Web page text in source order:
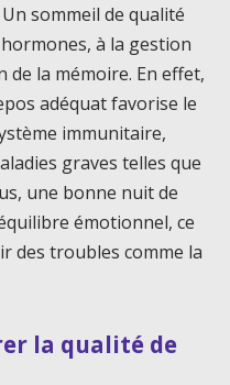
Un sommeil de qualité
à la gestion
de la mémoire. En effet,
adéquat favorise le
immunitaire,
graves telles que
une bonne nuit de
émotionnel, ce
des troubles comme la
la qualité de